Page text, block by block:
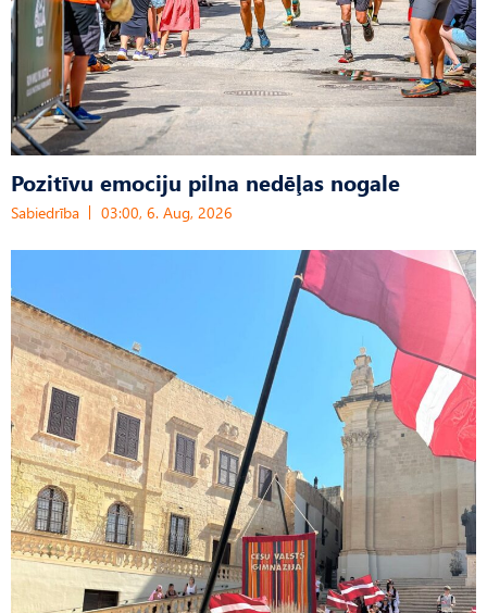
Pozitīvu emociju pilna nedēļas nogale
Sabiedrība 03:00, 6. Aug, 2026